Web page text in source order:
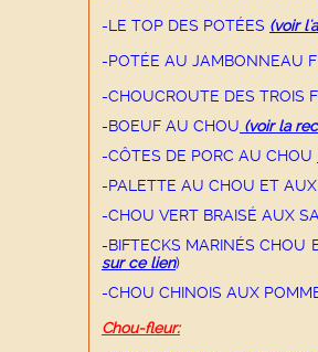
-LE TOP DES POTÉES (voir
-POTÉE AU JAMBONNEAU
-CHOUCROUTE DES TROIS
-BOEUF AU CHOU (voir la
-CÔTES DE PORC AU CHOU
-PALETTE AU CHOU ET
-CHOU VERT BRAISÉ AUX
-BIFTECKS MARINÉS CHOU
sur ce lien)
-CHOU CHINOIS AUX
Chou-fleur: